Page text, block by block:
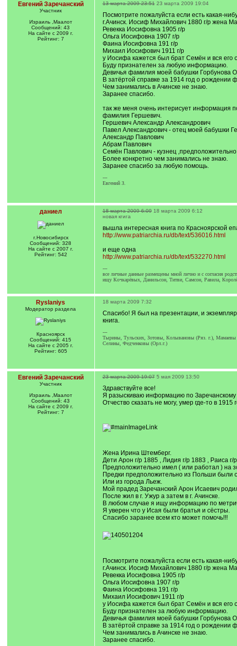
Евгений Заречанский
Участник
Израиль ,Маалот
Сообщений: 43
На сайте с 2009 г.
Рейтинг: 7
13 марта 2009 23:51 23 марта 2009 19:04
Посмотрите пожалуйста если есть какая-
г.Ачинск. Иосиф Михайлович 1880 г/р жена
Ревекка Иосифовна 1905 г/р
Ольга Иосифовна 1907 г/р
Фаина Иосифовна 191 г/р
Михаил Иосифович 1911 г/р
у Иосифа кажется был брат Семён и вся его
Буду признателен за любую информацию.
Девичья фамилия моей бабушки Горбунова
В затёртой справке за 1914 год о рождении
Чем занимались в Ачинске не знаю.
Заранее спасибо.
так же меня очень интерисует информация
фамилия Гершевич.
Гершевич Александр Александрович
Павел Александрович - отец моей бабушки
Александр Павлович
Абрам Павлович
Семён Павлович - кузнец
Более конкретно чем занимались не знаю.
Заранее спасибо за любую помощь.
---
Евгений З.
даниел
г.Новосибирск
Сообщений: 328
На сайте с 2007 г.
Рейтинг: 542
18 марта 2009 6:09 18 марта 2009 6:12
новая кгига
вышла интересная книга по Красноярской
http://www.patriarchia.ru/db/text/536016.html
и еще одна
http://www.patriarchia.ru/db/text/532270.html
---
все личные данные размещены мной лично и с согласия
ищу Кочкарёвых, Данильсон, Титви, Самсон, Равила,
Ryslaniys
Модератор раздела
Красноярск
Сообщений: 415
На сайте с 2005 г.
Рейтинг: 605
18 марта 2009 7:32
Спасибо! Я был на презентации, и
книга.
---
Тырины, Тульских, Зотовы, Колывановы (Ряз. г.),
Селины, Федченковы (Орл.г.)
Евгений Заречанский
Участник
Израиль ,Маалот
Сообщений: 43
На сайте с 2009 г.
Рейтинг: 7
23 марта 2009 19:07 5 мая 2009 13:50
Здравствуйте все!
Я разыскиваю информацию по Заречанскому
Отчество сказать не могу, умер где-то в
Жена Ирина Штемберг.
Дети Арон г/р 1885 , Лидия г/р 1883 , Раиса
Предположительно имел ( или работал ) на
Предки предположительно из Польши были
Или из города Льеж.
Мой прадед Заречанский Арон Исаевич
После жил в г. Ужур а затем в г. Ачинске.
В любом случае я ищу информацию по
Я уверен что у Исая были братья и сёстры.
Спасибо заранее всем кто может помочь!!!
Посмотрите пожалуйста если есть какая-
г.Ачинск. Иосиф Михайлович 1880 г/р жена
Ревекка Иосифовна 1905 г/р
Ольга Иосифовна 1907 г/р
Фаина Иосифовна 191 г/р
Михаил Иосифович 1911 г/р
у Иосифа кажется был брат Семён и вся его
Буду признателен за любую информацию.
Девичья фамилия моей бабушки Горбунова
В затёртой справке за 1914 год о рождении
Чем занимались в Ачинске не знаю.
Заранее спасибо.